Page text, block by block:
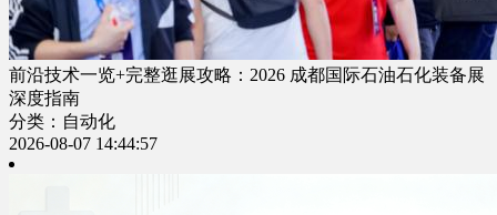
前沿技术一览+完整逛展攻略：2026 成都国际石油石化装备展
深度指南
分类：自动化
2026-08-07 14:44:57